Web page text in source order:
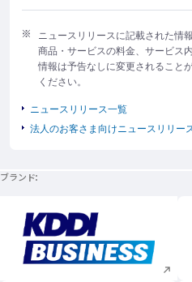
ニュースリリースに記載された情
商品・サービスの料金、サービス
情報は予告なしに変更されること
ください。
ニュースリリース一覧
法人のお客さま向けニュースリリー
ブランド
新規ウィンドウで開